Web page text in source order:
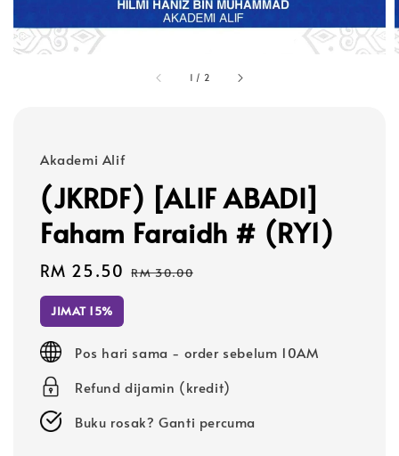
1 / 2
Akademi Alif
(JKRDF) [ALIF ABADI]
Faham Faraidh # (RY1)
Sale
price
RM 25.50 Regular
RM 30.00
JIMAT 15%
Pos hari sama - order sebelum 10AM
Refund dijamin (kredit)
Buku rosak? Ganti percuma